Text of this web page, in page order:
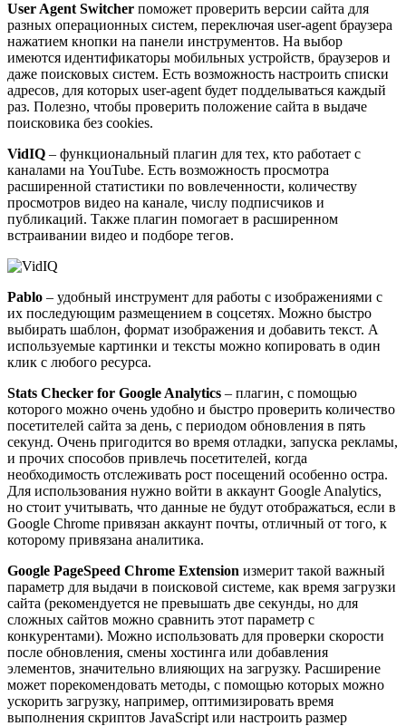
User Agent Switcher поможет проверить версии сайта для
разных операционных систем, переключая user-agent браузера
нажатием кнопки на панели инструментов. На выбор
имеются идентификаторы мобильных устройств, браузеров и
даже поисковых систем. Есть возможность настроить списки
адресов, для которых user-agent будет подделываться каждый
раз. Полезно, чтобы проверить положение сайта в выдаче
поисковика без cookies.
VidIQ – функциональный плагин для тех, кто работает с
каналами на YouTube. Есть возможность просмотра
расширенной статистики по вовлеченности, количеству
просмотров видео на канале, числу подписчиков и
публикаций. Также плагин помогает в расширенном
встраивании видео и подборе тегов.
Pablo – удобный инструмент для работы с изображениями с
их последующим размещением в соцсетях. Можно быстро
выбирать шаблон, формат изображения и добавить текст. А
используемые картинки и тексты можно копировать в один
клик с любого ресурса.
Stats Checker for Google Analytics – плагин, с помощью
которого можно очень удобно и быстро проверить количество
посетителей сайта за день, с периодом обновления в пять
секунд. Очень пригодится во время отладки, запуска рекламы,
и прочих способов привлечь посетителей, когда
необходимость отслеживать рост посещений особенно остра.
Для использования нужно войти в аккаунт Google Analytics,
но стоит учитывать, что данные не будут отображаться, если в
Google Chrome привязан аккаунт почты, отличный от того, к
которому привязана аналитика.
Google PageSpeed Chrome Extension измерит такой важный
параметр для выдачи в поисковой системе, как время загрузки
сайта (рекомендуется не превышать две секунды, но для
сложных сайтов можно сравнить этот параметр с
конкурентами). Можно использовать для проверки скорости
после обновления, смены хостинга или добавления
элементов, значительно влияющих на загрузку. Расширение
может порекомендовать методы, с помощью которых можно
ускорить загрузку, например, оптимизировать время
выполнения скриптов JavaScript или настроить размер